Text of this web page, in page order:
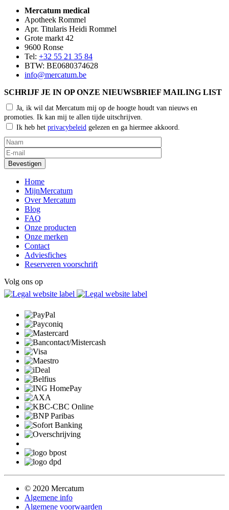
Mercatum medical
Apotheek Rommel
Apr. Titularis Heidi Rommel
Grote markt 42
9600 Ronse
Tel: +32 55 21 35 84
BTW: BE0680374628
info@mercatum.be
SCHRIJF JE IN OP ONZE NIEUWSBRIEF MAILING LIST
Ja, ik wil dat Mercatum mij op de hoogte houdt van nieuws en
promoties. Ik kan mij te allen tijde uitschrijven.
Ik heb het privacybeleid gelezen en ga hiermee akkoord.
Home
MijnMercatum
Over Mercatum
Blog
FAQ
Onze producten
Onze merken
Contact
Adviesfiches
Reserveren voorschrift
Volg ons op
© 2020 Mercatum
Algemene info
Algemene voorwaarden